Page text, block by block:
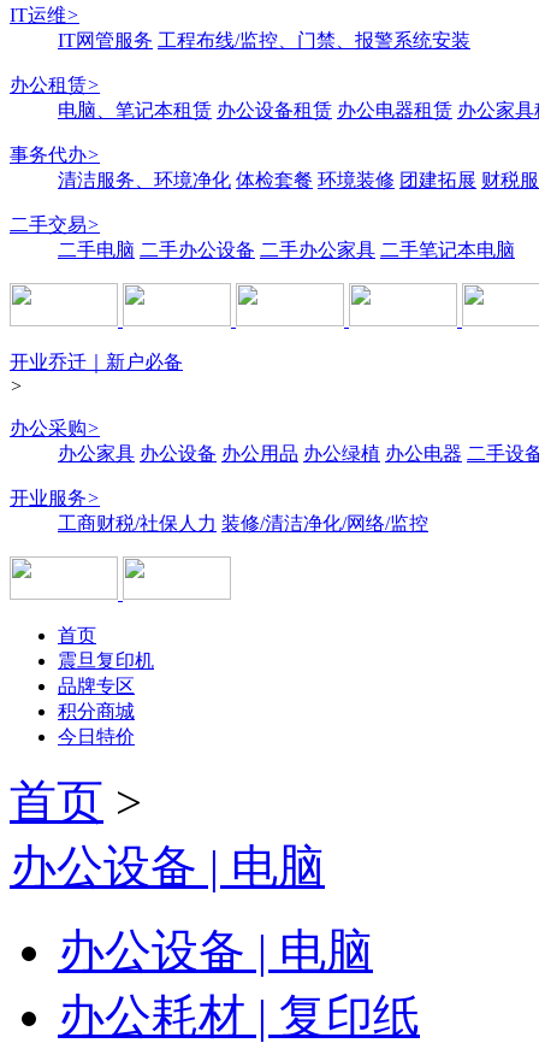
IT运维>
IT网管服务 工程布线/监控、门禁、报警系统安装
办公租赁>
电脑、笔记本租赁 办公设备租赁 办公电器租赁 办公家具
事务代办>
清洁服务、环境净化 体检套餐 环境装修 团建拓展 财税
二手交易>
二手电脑 二手办公设备 二手办公家具 二手笔记本电脑
开业乔迁｜新户必备
>
办公采购>
办公家具 办公设备 办公用品 办公绿植 办公电器 二手设
开业服务>
工商财税/社保人力 装修/清洁净化/网络/监控
首页
震旦复印机
品牌专区
积分商城
今日特价
首页 >
办公设备 | 电脑
办公设备 | 电脑
办公耗材 | 复印纸